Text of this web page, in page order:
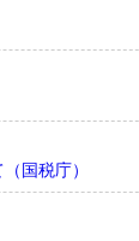
国税庁）